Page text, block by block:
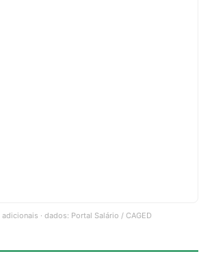
· dados: Portal Salário / CAGED